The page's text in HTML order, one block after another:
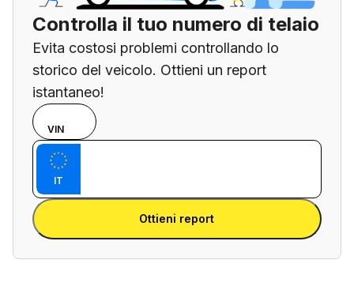
Controlla il tuo numero di telaio
Evita costosi problemi controllando lo
storico del veicolo. Ottieni un report
istantaneo!
Scegli
se
inserire
numero
di telaio
o la
VIN
Inserisci il VIN
IT
Inserisci la targa
Ottieni report